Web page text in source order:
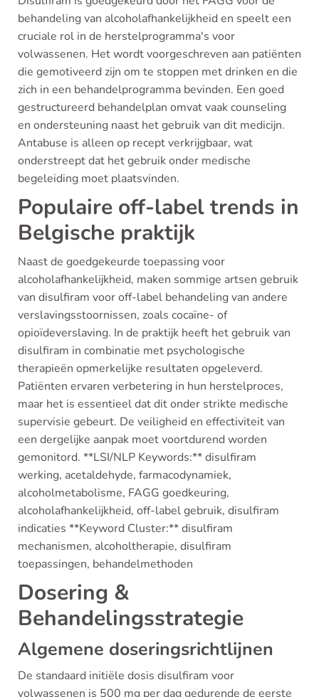
behandeling van alcoholafhankelijkheid en speelt een
cruciale rol in de herstelprogramma's voor
volwassenen. Het wordt voorgeschreven aan patiënten
die gemotiveerd zijn om te stoppen met drinken en die
zich in een behandelprogramma bevinden. Een goed
gestructureerd behandelplan omvat vaak counseling
en ondersteuning naast het gebruik van dit medicijn.
Antabuse is alleen op recept verkrijgbaar, wat
onderstreept dat het gebruik onder medische
begeleiding moet plaatsvinden.
Populaire off-label trends in
Belgische praktijk
Naast de goedgekeurde toepassing voor
alcoholafhankelijkheid, maken sommige artsen gebruik
van disulfiram voor off-label behandeling van andere
verslavingsstoornissen, zoals cocaïne- of
opioïdeverslaving. In de praktijk heeft het gebruik van
disulfiram in combinatie met psychologische
therapieën opmerkelijke resultaten opgeleverd.
Patiënten ervaren verbetering in hun herstelproces,
maar het is essentieel dat dit onder strikte medische
supervisie gebeurt. De veiligheid en effectiviteit van
een dergelijke aanpak moet voortdurend worden
gemonitord. **LSI/NLP Keywords:** disulfiram
werking, acetaldehyde, farmacodynamiek,
alcoholmetabolisme, FAGG goedkeuring,
alcoholafhankelijkheid, off-label gebruik, disulfiram
indicaties **Keyword Cluster:** disulfiram
mechanismen, alcoholtherapie, disulfiram
toepassingen, behandelmethoden
Dosering &
Behandelingsstrategie
Algemene doseringsrichtlijnen
De standaard initiële dosis disulfiram voor
volwassenen is 500 mg per dag gedurende de eerste